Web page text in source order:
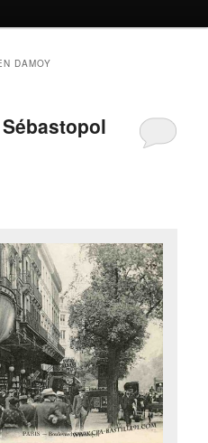
DAMOY